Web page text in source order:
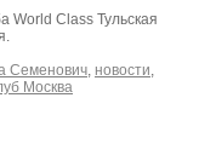
World Class Тульская
Семенович, новости,
Москва